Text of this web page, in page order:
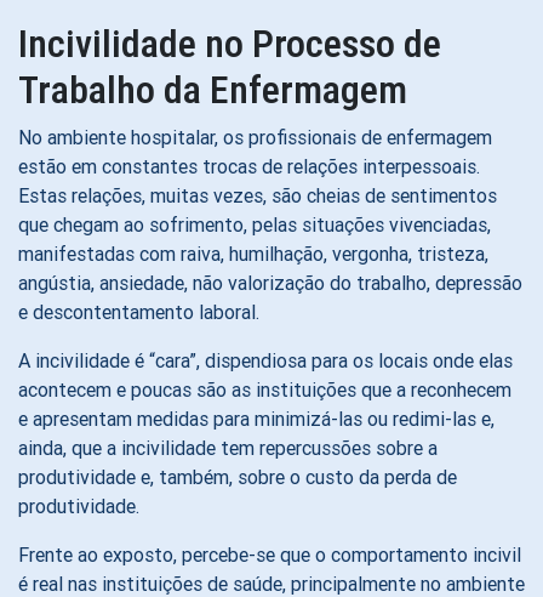
Incivilidade no Processo de
Trabalho da Enfermagem
No ambiente hospitalar, os profissionais de enfermagem
estão em constantes trocas de relações interpessoais.
Estas relações, muitas vezes, são cheias de sentimentos
que chegam ao sofrimento, pelas situações vivenciadas,
manifestadas com raiva, humilhação, vergonha, tristeza,
angústia, ansiedade, não valorização do trabalho, depressão
e descontentamento laboral.
A incivilidade é “cara”, dispendiosa para os locais onde elas
acontecem e poucas são as instituições que a reconhecem
e apresentam medidas para minimizá-las ou redimi-las e,
ainda, que a incivilidade tem repercussões sobre a
produtividade e, também, sobre o custo da perda de
produtividade.
Frente ao exposto, percebe-se que o comportamento incivil
é real nas instituições de saúde, principalmente no ambiente